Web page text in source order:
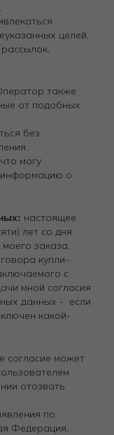
целей,
также
от подобных
без
могу
информацию о
настоящее
лет со дня
заказа,
купли-
с
мной согласия
данных - если
какой-
согласие может
отозвать
по
Федерация,